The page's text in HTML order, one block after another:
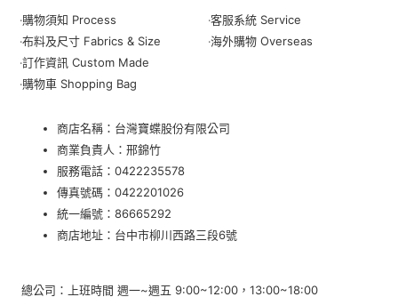
‧購物須知 Process
‧布料及尺寸 Fabrics & Size
‧訂作資訊 Custom Made
‧購物車 Shopping Bag
‧客服系統 Service
‧海外購物 Overseas
商店名稱：台灣寶蝶股份有限公司
商業負責人：邢錦竹
服務電話： 0422235578
傳真號碼：0422201026
統一編號：86665292
商店地址： 台中市柳川西路三段6號
總公司：上班時間 週一~週五 9:00~12:00，13:00~18:00